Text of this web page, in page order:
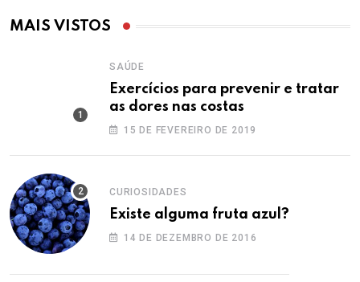
MAIS VISTOS
SAÚDE
Exercícios para prevenir e tratar
as dores nas costas
15 DE FEVEREIRO DE 2019
CURIOSIDADES
Existe alguma fruta azul?
14 DE DEZEMBRO DE 2016